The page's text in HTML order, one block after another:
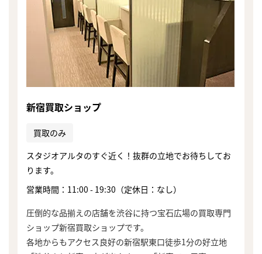
新宿買取ショップ
買取のみ
スタジオアルタのすぐ近く！抜群の立地でお待ちしてお
ります。
営業時間：11:00 - 19:30（定休日：なし）
圧倒的な品揃えの店舗を渋谷に持つ宝石広場の買取専門
ショップ新宿買取ショップです。
各地からもアクセス良好の新宿駅東口徒歩1分の好立地